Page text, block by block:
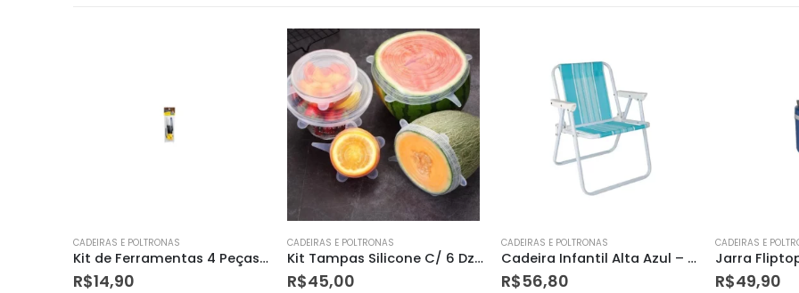
CADEIRAS E POLTRONAS
Kit Tampas Silicone C/ 6 Dz Ud-208
R$45,00
CADEIRAS E POLTRONAS
Cadeira Infantil Alta Azul – Mor
R$56,80
CADEIRAS E POLTRONAS
Jarra Fliptop 2,5lt Termolar 1804
R$49,90
CADEIRAS E
R$74,90